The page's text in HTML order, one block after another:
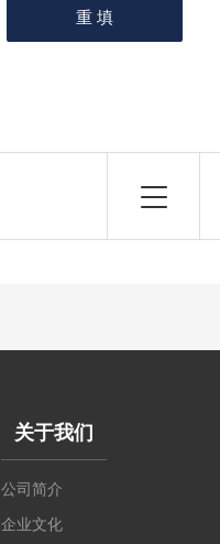
关于我们
公司简介
企业文化